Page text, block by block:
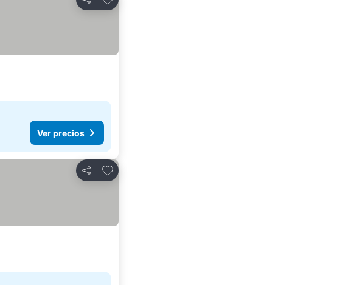
Compartir
Ver precios
Compartir
Agregar a favoritos